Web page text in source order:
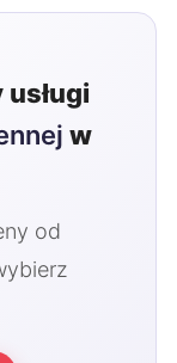
w
od